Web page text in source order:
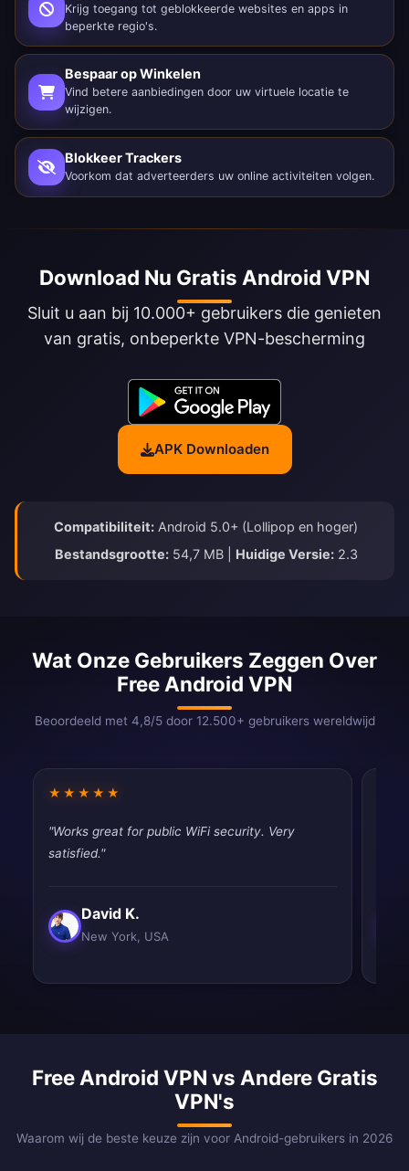
Krijg toegang tot geblokkeerde websites en apps in
beperkte regio's.
Bespaar op Winkelen
Vind betere aanbiedingen door uw virtuele locatie te
wijzigen.
Blokkeer Trackers
Voorkom dat adverteerders uw online activiteiten volgen.
Download Nu Gratis Android VPN
Sluit u aan bij 10.000+ gebruikers die genieten
van gratis, onbeperkte VPN-bescherming
APK Downloaden
Compatibiliteit: Android 5.0+ (Lollipop en hoger)
Bestandsgrootte:54,7 MB | Huidige Versie:2.3
Wat Onze Gebruikers Zeggen Over
Free Android VPN
Beoordeeld met 4,8/5 door 12.500+ gebruikers wereldwijd
★★★★★
"Works great for public WiFi security. Very
satisfied."
David K.
New York, USA
Free Android VPN vs Andere Gratis
VPN's
Waarom wij de beste keuze zijn voor Android-gebruikers in 2026